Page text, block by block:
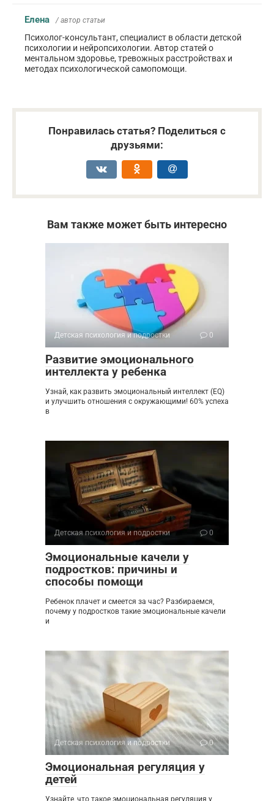
Елена / автор статьи
Психолог-консультант, специалист в области детской
психологии и нейропсихологии. Автор статей о
ментальном здоровье, тревожных расстройствах и
методах психологической самопомощи.
Понравилась статья? Поделиться с
друзьями:
Вам также может быть интересно
Детская психология и подростки 0
Развитие эмоционального
интеллекта у ребенка
Узнай, как развить эмоциональный интеллект (EQ)
и улучшить отношения с окружающими! 60% успеха
в
Детская психология и подростки 0
Эмоциональные качели у
подростков: причины и
способы помощи
Ребенок плачет и смеется за час? Разбираемся,
почему у подростков такие эмоциональные качели
и
Детская психология и подростки 0
Эмоциональная регуляция у
детей
Узнайте, что такое эмоциональная регуляция у